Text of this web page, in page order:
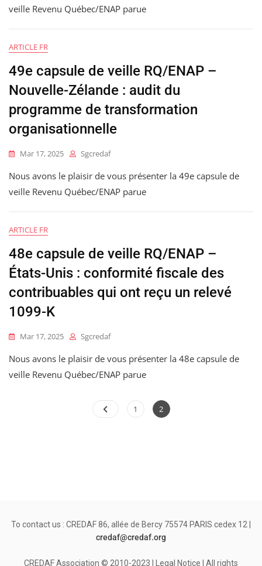
veille Revenu Québec/ENAP parue
ARTICLE FR
49e capsule de veille RQ/ENAP –
Nouvelle-Zélande : audit du
programme de transformation
organisationnelle
Mar 17, 2025 Sgcredaf
Nous avons le plaisir de vous présenter la 49e capsule de
veille Revenu Québec/ENAP parue
ARTICLE FR
48e capsule de veille RQ/ENAP –
États-Unis : conformité fiscale des
contribuables qui ont reçu un relevé
1099-K
Mar 17, 2025 Sgcredaf
Nous avons le plaisir de vous présenter la 48e capsule de
veille Revenu Québec/ENAP parue
Posts
Page
1 Page
2
To contact us : CREDAF 86, allée de Bercy 75574 PARIS cedex 12 |
credaf@credaf.org
CREDAF Association © 2010-2023 | Legal Notice | All rights